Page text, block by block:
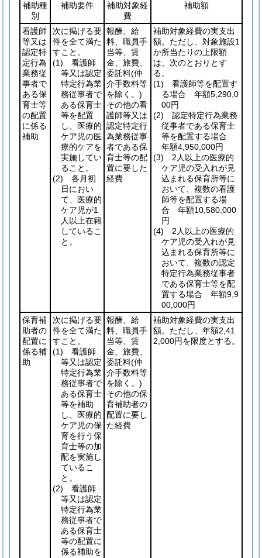
補助種
別
補助要件
補助対象経
費
補助額
看護師
等又は
認定特
定行為
業務従
事者で
ある保
育士等
の配置
に係る
補助
次に掲げる要
件を全て満た
すこと。
(1) 看護師
等又は認定
特定行為業
務従事者で
ある保育士
等を配置
し、医療的
ケア児の医
療的ケアを
実施してい
ること。
(2) 各月初
日におい
て、医療的
ケア児が1
人以上在籍
しているこ
と。
報酬、給
料、職員手
当等、賃
金、旅費、
委託料(仲
介手数料等
を除く。)
その他の看
護師等又は
認定特定行
為業務従事
者である保
育士等の配
置に要した
経費
補助対象経費の実支出
額。ただし、対象施設1
か所当たりの上限額
は、次のとおりとす
る。
(1) 看護師等を配置す
る場合 年額5,290,0
00円
(2) 認定特定行為業務
従事者である保育士
等を配置する場合
年額4,950,000円
(3) 2人以上の医療的
ケア児の受入れが見
込まれる保育所等に
おいて、複数の看護
師等を配置する場
合 年額10,580,000
円
(4) 2人以上の医療的
ケア児の受入れが見
込まれる保育所等に
おいて、複数の認定
特定行為業務従事者
である保育士等を配
置する場合 年額9,9
00,000円
保育補
助者の
配置に
係る補
助
次に掲げる要
件を全て満た
すこと。
(1) 看護師
等又は認定
特定行為業
務従事者で
ある保育士
等を補助
し、医療的
ケア児の保
育を行う保
育士等の加
配を実施し
ているこ
と。
(2) 看護師
等又は認定
特定行為業
務従事者で
ある保育士
等の配置に
係る補助を
報酬、給
料、職員手
当等、賃
金、旅費、
委託料(仲
介手数料等
を除く。)
その他の保
育補助者の
配置に要し
た経費
補助対象経費の実支出
額。ただし、年額2,41
2,000円を限度とする。